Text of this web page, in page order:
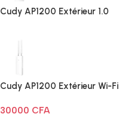
Cudy AP1200 Extérieur 1.0
Cudy AP1200 Extérieur Wi-Fi
30000 CFA